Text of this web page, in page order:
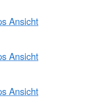
Ansicht
Ansicht
Ansicht